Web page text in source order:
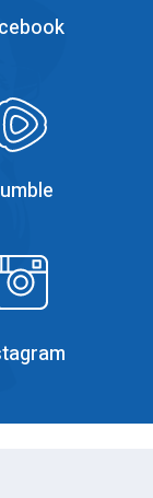
YouTube
Instagram